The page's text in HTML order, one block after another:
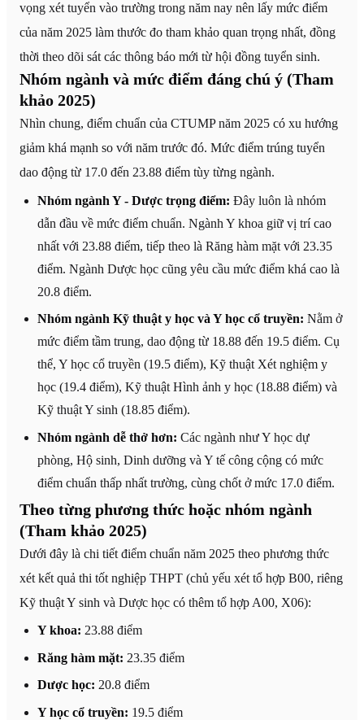
vọng xét tuyển vào trường trong năm nay nên lấy mức điểm
của năm 2025 làm thước đo tham khảo quan trọng nhất, đồng
thời theo dõi sát các thông báo mới từ hội đồng tuyển sinh.
Nhóm ngành và mức điểm đáng chú ý (Tham
khảo 2025)
Nhìn chung, điểm chuẩn của CTUMP năm 2025 có xu hướng
giảm khá mạnh so với năm trước đó. Mức điểm trúng tuyển
dao động từ 17.0 đến 23.88 điểm tùy từng ngành.
Nhóm ngành Y - Dược trọng điểm: Đây luôn là nhóm
dẫn đầu về mức điểm chuẩn. Ngành Y khoa giữ vị trí cao
nhất với 23.88 điểm, tiếp theo là Răng hàm mặt với 23.35
điểm. Ngành Dược học cũng yêu cầu mức điểm khá cao là
20.8 điểm.
Nhóm ngành Kỹ thuật y học và Y học cổ truyền: Nằm ở
mức điểm tầm trung, dao động từ 18.88 đến 19.5 điểm. Cụ
thể, Y học cổ truyền (19.5 điểm), Kỹ thuật Xét nghiệm y
học (19.4 điểm), Kỹ thuật Hình ảnh y học (18.88 điểm) và
Kỹ thuật Y sinh (18.85 điểm).
Nhóm ngành dễ thở hơn: Các ngành như Y học dự
phòng, Hộ sinh, Dinh dưỡng và Y tế công cộng có mức
điểm chuẩn thấp nhất trường, cùng chốt ở mức 17.0 điểm.
Theo từng phương thức hoặc nhóm ngành
(Tham khảo 2025)
Dưới đây là chi tiết điểm chuẩn năm 2025 theo phương thức
xét kết quả thi tốt nghiệp THPT (chủ yếu xét tổ hợp B00, riêng
Kỹ thuật Y sinh và Dược học có thêm tổ hợp A00, X06):
Y khoa: 23.88 điểm
Răng hàm mặt: 23.35 điểm
Dược học: 20.8 điểm
Y học cổ truyền: 19.5 điểm